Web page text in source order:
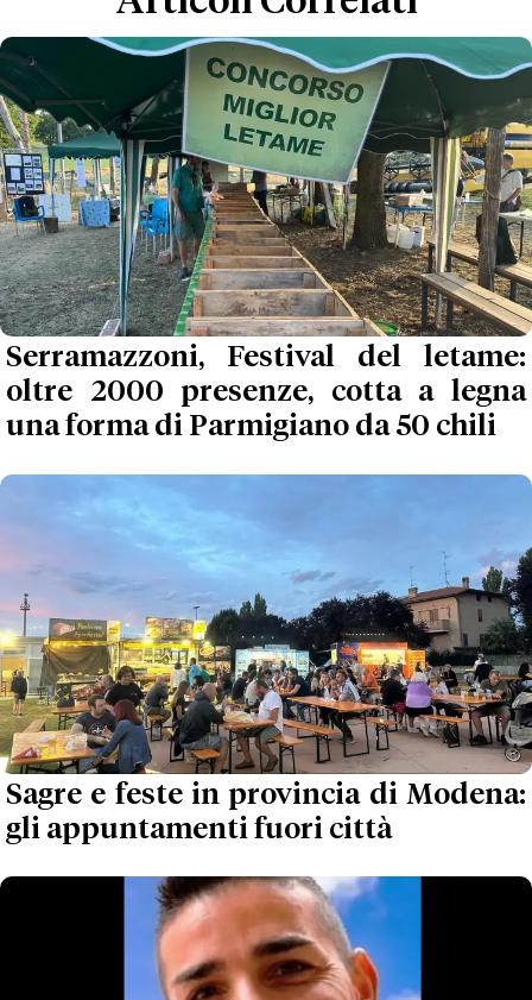
Serramazzoni, Festival del letame:
oltre 2000 presenze, cotta a legna
una forma di Parmigiano da 50 chili
Sagre e feste in provincia di Modena:
gli appuntamenti fuori città